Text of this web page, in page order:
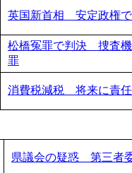
英国新首相 安定政権で
松橋冤罪で判決 捜査
罪
消費税減税 将来に責
県議会の疑惑 第三者